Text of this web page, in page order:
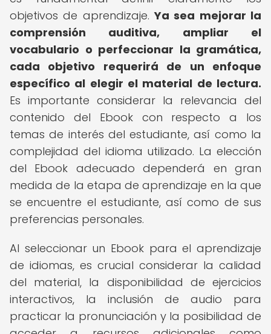
objetivos de aprendizaje.Ya sea mejorar la
comprensión auditiva, ampliar el
vocabulario o perfeccionar la gramática,
cada objetivo requerirá de un enfoque
específico al elegir el material de lectura.
Es importante considerar la relevancia del
contenido del Ebook con respecto a los
temas de interés del estudiante, así como la
complejidad del idioma utilizado. La elección
del Ebook adecuado dependerá en gran
medida de la etapa de aprendizaje en la que
se encuentre el estudiante, así como de sus
preferencias personales.
Al seleccionar un Ebook para el aprendizaje
de idiomas, es crucial considerar la calidad
del material, la disponibilidad de ejercicios
interactivos, la inclusión de audio para
practicar la pronunciación y la posibilidad de